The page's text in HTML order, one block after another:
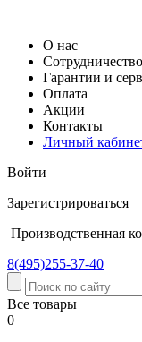
О нас
Сотрудничество
Гарантии и
Оплата
Акции
Контакты
Личный
Войти
Зарегистрироваться
Производственная
8(495)255-37-40
Все товары
0